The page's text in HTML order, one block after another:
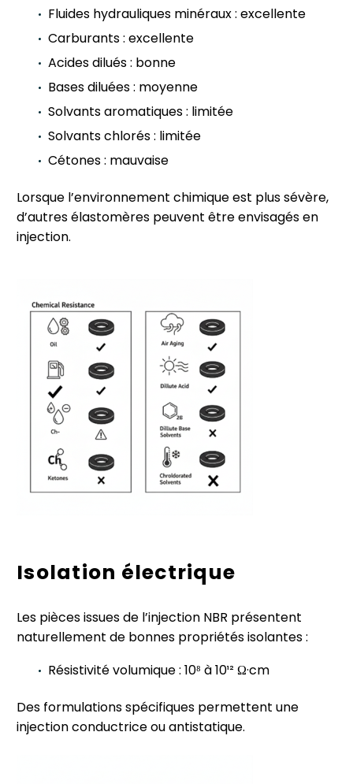
Fluides hydrauliques minéraux : excellente
Carburants : excellente
Acides dilués : bonne
Bases diluées : moyenne
Solvants aromatiques : limitée
Solvants chlorés : limitée
Cétones : mauvaise
Lorsque l’environnement chimique est plus sévère,
d’autres élastomères peuvent être envisagés en
injection.
Isolation électrique
Les pièces issues de l’injection NBR présentent
naturellement de bonnes propriétés isolantes :
Résistivité volumique : 10⁸ à 10¹² Ω·cm
Des formulations spécifiques permettent une
injection conductrice ou antistatique.